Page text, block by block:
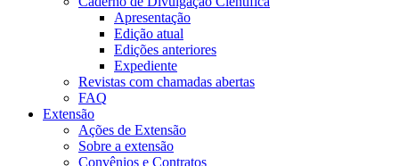
Apresentação
Edição atual
Edições anteriores
Expediente
Revistas com chamadas abertas
FAQ
Extensão
Ações de Extensão
Sobre a extensão
Convênios e Contratos